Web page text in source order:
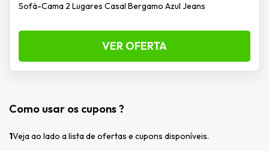
Sofá-Cama 2 Lugares Casal Bergamo Azul Jeans
VER OFERTA
Como usar os cupons ?
1Veja ao lado a lista de ofertas e cupons disponíveis.